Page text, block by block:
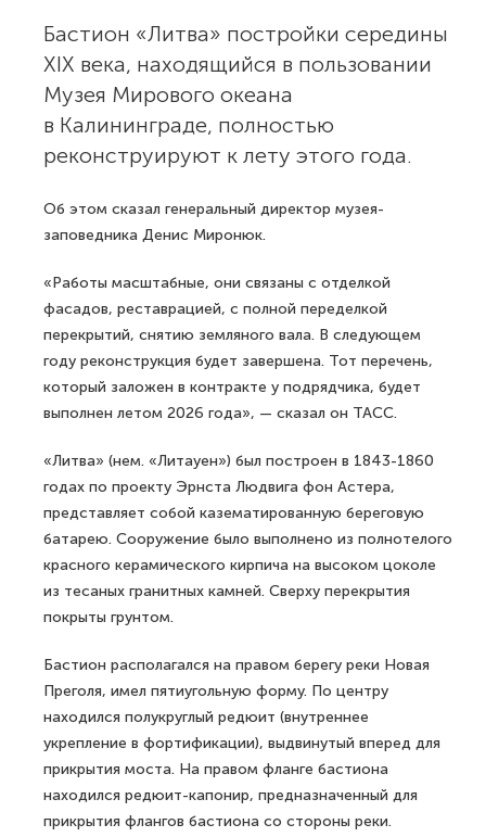
Бастион «Литва» постройки середины
XIX века, находящийся в пользовании
Музея Мирового океана
в Калининграде, полностью
реконструируют к лету этого года.
Об этом сказал генеральный директор музея-
заповедника Денис Миронюк.
«Работы масштабные, они связаны с отделкой
фасадов, реставрацией, с полной переделкой
перекрытий, снятию земляного вала. В следующем
году реконструкция будет завершена. Тот перечень,
который заложен в контракте у подрядчика, будет
выполнен летом 2026 года», — сказал он ТАСС.
«Литва» (нем. «Литауен») был построен в 1843-1860
годах по проекту Эрнста Людвига фон Астера,
представляет собой казематированную береговую
батарею. Сооружение было выполнено из полнотелого
красного керамического кирпича на высоком цоколе
из тесаных гранитных камней. Сверху перекрытия
покрыты грунтом.
Бастион располагался на правом берегу реки Новая
Преголя, имел пятиугольную форму. По центру
находился полукруглый редюит (внутреннее
укрепление в фортификации), выдвинутый вперед для
прикрытия моста. На правом фланге бастиона
находился редюит-капонир, предназначенный для
прикрытия флангов бастиона со стороны реки.